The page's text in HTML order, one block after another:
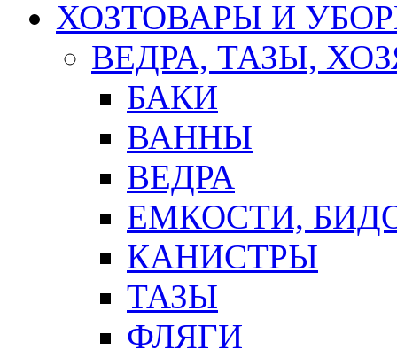
ХОЗТОВАРЫ И
ВЕДРА, ТАЗЫ,
БАКИ
ВАННЫ
ВЕДРА
ЕМКОСТИ,
КАНИСТРЫ
ТАЗЫ
ФЛЯГИ